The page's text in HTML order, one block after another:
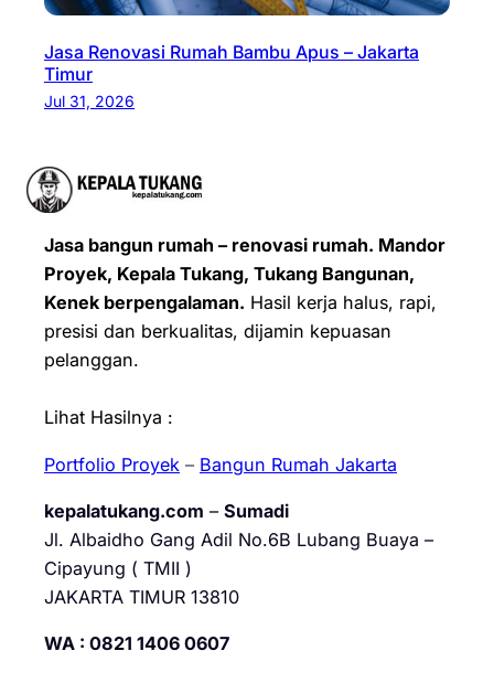
Jasa Renovasi Rumah Bambu Apus – Jakarta
Timur
Jul 31, 2026
Jasa bangun rumah – renovasi rumah. Mandor
Proyek, Kepala Tukang, Tukang Bangunan,
Kenek berpengalaman. Hasil kerja halus, rapi,
presisi dan berkualitas, dijamin kepuasan
pelanggan.
Lihat Hasilnya :
Portfolio Proyek – Bangun Rumah Jakarta
kepalatukang.com – Sumadi
Jl. Albaidho Gang Adil No.6B Lubang Buaya –
Cipayung ( TMII )
JAKARTA TIMUR 13810
WA : 0821 1406 0607